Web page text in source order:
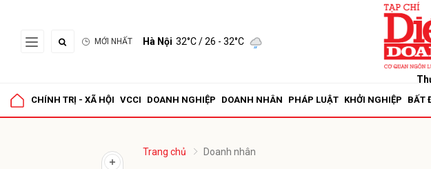
MỚI NHẤT Hà Nội 32°C/ 26 - 32°C
CHÍNH TRỊ - XÃ HỘI VCCI DOANH NGHIỆP DOANH NHÂN PHÁP LUẬT KHỞI NGHIỆP BẤT
Trang chủ Doanh nhân